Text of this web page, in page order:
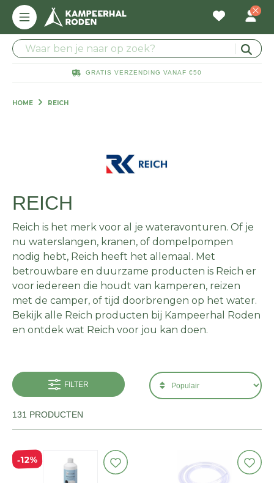
GRATIS VERZENDING VANAF €50
HOME REICH
REICH
Reich is het merk voor al je wateravonturen. Of je
nu waterslangen, kranen, of dompelpompen
nodig hebt, Reich heeft het allemaal. Met
betrouwbare en duurzame producten is Reich er
voor iedereen die houdt van kamperen, reizen
met de camper, of tijd doorbrengen op het water.
Bekijk alle Reich producten bij Kampeerhal Roden
en ontdek wat Reich voor jou kan doen.
FILTER
131 PRODUCTEN
12%